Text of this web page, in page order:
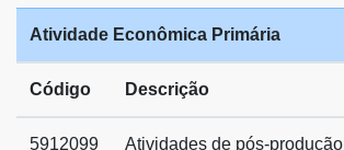
Atividade Econômica Primária
Código Descrição
5912099
Atividades de pós-produção